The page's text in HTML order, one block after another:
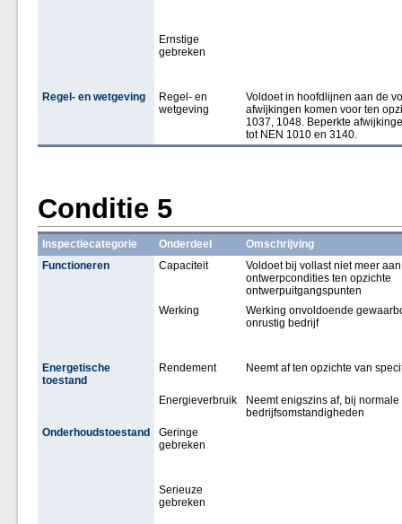
Ernstige
gebreken
Regel- en wetgeving
Regel- en
wetgeving
Voldoet in hoofdlijnen aan de
afwijkingen komen voor ten
1037, 1048. Beperkte
tot NEN 1010 en 3140.
Conditie 5
Inspectiecategorie Onderdeel
Omschrijving
Functioneren
Capaciteit
Voldoet bij vollast niet meer aan
ontwerpcondities ten opzichte
ontwerpuitgangspunten
Werking
Werking onvoldoende
onrustig bedrijf
Energetische
toestand
Rendement Neemt af ten opzichte van
Energieverbruik
Neemt enigszins af, bij normale
bedrijfsomstandigheden
Onderhoudstoestand
Geringe
gebreken
Serieuze
gebreken